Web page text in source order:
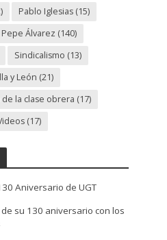
Pablo Iglesias(15)
Pepe Álvarez (140)
Sindicalismo (13)
y León (21)
la clase obrera (17)
(17)
Aniversario de UGT
su 130 aniversario con los